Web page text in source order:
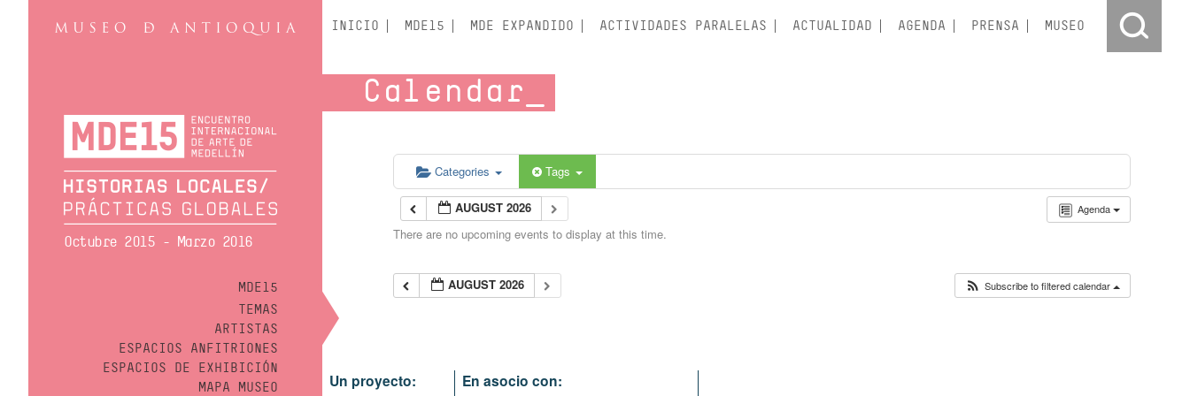
Octubre 2015 - Marzo 2016
MDE15
TEMAS
ARTISTAS
ESPACIOS ANFITRIONES
ESPACIOS DE EXHIBICIÓN
MAPA MUSEO
INICIO MDE15 MDE EXPANDIDO ACTIVIDADES PARALELAS ACTUALIDAD AGENDA PRENSA MUSEO
Calendar
Categories Tags
Agenda
AUGUST 2026
There are no upcoming events to display at this time.
AUGUST 2026 Subscribe to filtered calendar
Un proyecto: En asocio con: